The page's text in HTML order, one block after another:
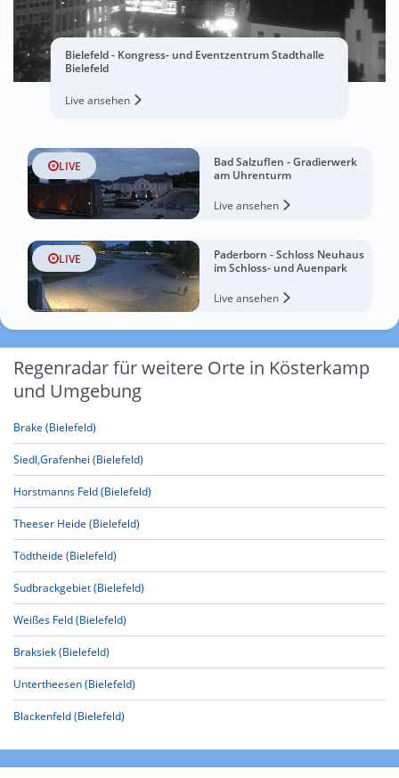
Bielefeld - Kongress- und Eventzentrum Stadthalle
Bielefeld
Live ansehen
LIVE
Bad Salzuflen - Gradierwerk
am Uhrenturm
Live ansehen
LIVE
Paderborn - Schloss Neuhaus
im Schloss- und Auenpark
Live ansehen
Regenradar für weitere Orte in Kösterkamp
und Umgebung
Brake (Bielefeld)
Siedl,Grafenhei (Bielefeld)
Horstmanns Feld (Bielefeld)
Theeser Heide (Bielefeld)
Tödtheide (Bielefeld)
Sudbrackgebiet (Bielefeld)
Weißes Feld (Bielefeld)
Braksiek (Bielefeld)
Untertheesen (Bielefeld)
Blackenfeld (Bielefeld)